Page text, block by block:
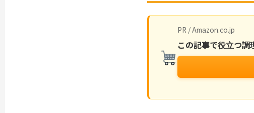
PR / Amazon.co.jp
この記事で役立つ調